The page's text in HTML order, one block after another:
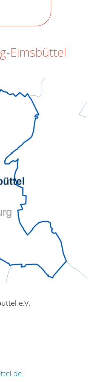
Eimsbüttel
e.V.